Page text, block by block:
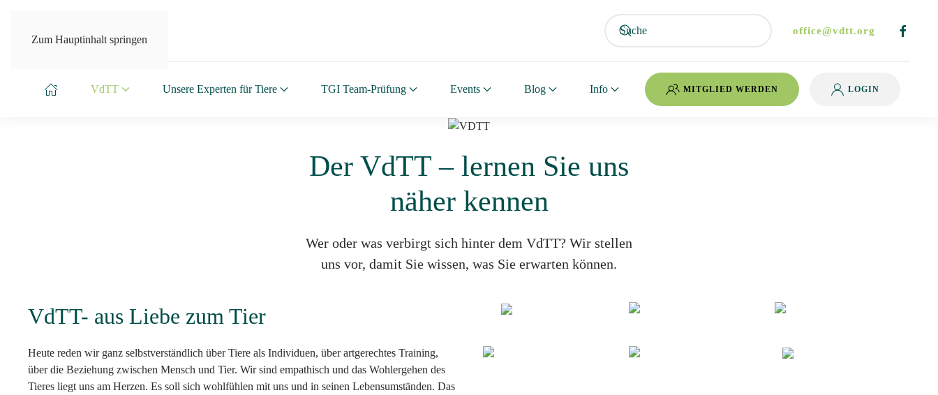
Zum Hauptinhalt springen
office@vdtt.org
VdTT Unsere Experten für Tiere TGI Team-Prüfung Events Blog Info MITGLIED WERDEN LOGIN
Der VdTT – lernen Sie uns
näher kennen
Wer oder was verbirgt sich hinter dem VdTT? Wir stellen
uns vor, damit Sie wissen, was Sie erwarten können.
VdTT- aus Liebe zum Tier
Heute reden wir ganz selbstverständlich über Tiere als Individuen, über artgerechtes Training,
über die Beziehung zwischen Mensch und Tier. Wir sind empathisch und das Wohlergehen des
Tieres liegt uns am Herzen. Es soll sich wohlfühlen mit uns und in seinen Lebensumständen. Das